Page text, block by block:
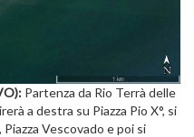
Partenza da Rio Terrà delle
a destra su Piazza Pio X°, si
Vescovado e poi si